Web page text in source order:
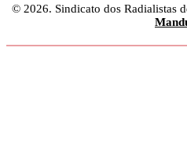
© 2026. Sindicato dos Radialistas